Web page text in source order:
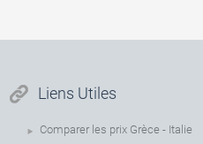
Liens Utiles
Comparer les prix Grèce - Italie